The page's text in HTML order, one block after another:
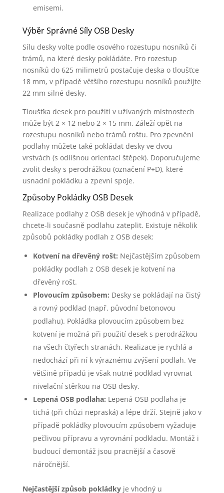
emisemi.
Výběr Správné Síly OSB Desky
Sílu desky volte podle osového rozestupu nosníků či
trámů, na které desky pokládáte. Pro rozestup
nosníků do 625 milimetrů postačuje deska o tloušťce
18 mm, v případě většího rozestupu nosníků použijte
22 mm silné desky.
Tloušťka desek pro použití v užívaných místnostech
může být 2 × 12 nebo 2 × 15 mm. Záleží opět na
rozestupu nosníků nebo trámů roštu. Pro zpevnění
podlahy můžete také pokládat desky ve dvou
vrstvách (s odlišnou orientací štěpek). Doporučujeme
zvolit desky s perodrážkou (označení P+D), které
usnadní pokládku a zpevní spoje.
Způsoby Pokládky OSB Desek
Realizace podlahy z OSB desek je výhodná v případě,
chcete-li současně podlahu zateplit. Existuje několik
způsobů pokládky podlah z OSB desek:
Kotvení na dřevěný rošt: Nejčastějším způsobem
pokládky podlah z OSB desek je kotvení na
dřevěný rošt.
Plovoucím způsobem: Desky se pokládají na čistý
a rovný podklad (např. původní betonovou
podlahu). Pokládka plovoucím způsobem bez
kotvení je možná při použití desek s perodrážkou
na všech čtyřech stranách. Realizace je rychlá a
nedochází při ní k výraznému zvýšení podlah. Ve
většině případů je však nutné podklad vyrovnat
nivelační stěrkou na OSB desky.
Lepená OSB podlaha: Lepená OSB podlaha je
tichá (při chůzi nepraská) a lépe drží. Stejně jako v
případě pokládky plovoucím způsobem vyžaduje
pečlivou přípravu a vyrovnání podkladu. Montáž i
budoucí demontáž jsou pracnější a časově
náročnější.
Nejčastější způsob pokládkyje vhodný u